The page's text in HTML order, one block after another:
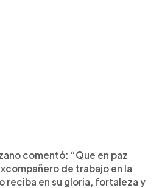
comentó: “Que en paz
de trabajo en la
reciba en su gloria, fortaleza y